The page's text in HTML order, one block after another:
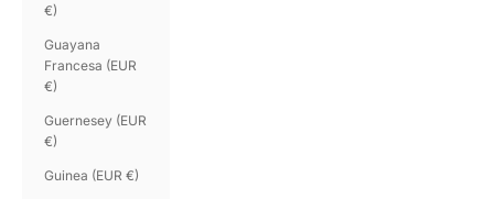
€)
Guayana
Francesa (EUR
€)
Guernesey (EUR
€)
Guinea (EUR €)